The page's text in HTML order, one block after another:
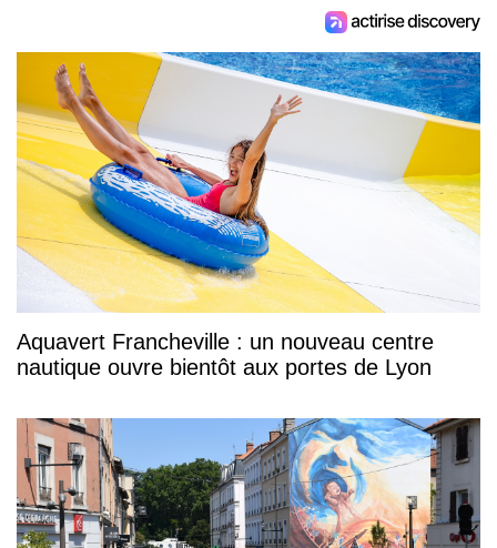
Aquavert Francheville : un nouveau centre
nautique ouvre bientôt aux portes de Lyon